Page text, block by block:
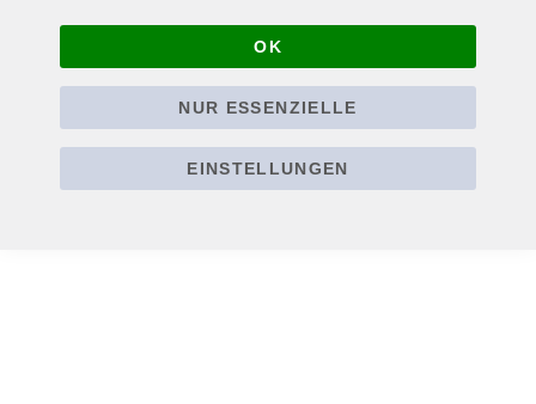
OK
NUR ESSENZIELLE
EINSTELLUNGEN